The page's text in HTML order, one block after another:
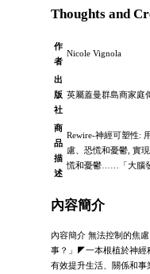
Thoughts and
作
者
Nicole Vignola
出
版
社
英屬蓋曼群島商家庭
商
品
描
述
Rewire-神經可塑性:
慮、恐慌和憂鬱, 實
慌和憂鬱……「大腦
內容簡介
內容簡介 無法控制的焦
事？」◤一本根植於神經
有效提升生活、關係和